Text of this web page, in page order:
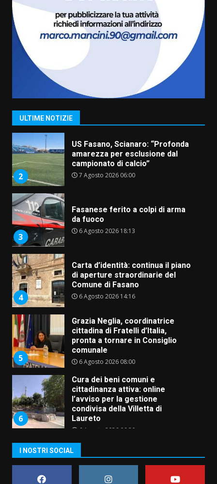
ULTIME NOTIZIE
La magia del Minareto e la prima
assoluta de “L’Albergo
Belvedere. Il rapimento”
6 Agosto 2026 06:15
1
“I Contestatori: Musica di
Rivoluzione”: nuovo
appuntamento con “Fasano in
2
US Fasano, Scianaro: “Profonda
amarezza per esclusione dal
campionato di calcio”
7 Agosto 2026 06:00
3
Fasanese ferito a colpi di arma
da fuoco
6 Agosto 2026 18:13
4
Carta d’identità: continua il piano
di aperture straordinarie del
Comune di Fasano
6 Agosto 2026 14:16
5
Grazia Neglia, coordinatrice
cittadina di Fratelli d’Italia,
pronta a tornare in Consiglio
comunale
6 Agosto 2026 08:00
6
Cura dei beni comuni e
cittadinanza attiva: online
l’avviso per la gestione
condivisa della Villetta di
Laureto
6 Agosto 2026 06:20
assoluta de “L’Albergo
Belvedere. Il rapimento”
6 Agosto 2026 06:15
I NOSTRI SOCIAL